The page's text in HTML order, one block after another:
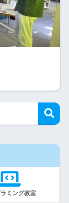
ミング教室